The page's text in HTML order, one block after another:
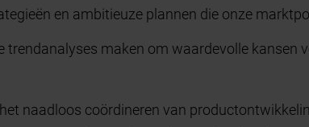
en ambitieuze plannen die onze
maken om waardevolle kansen
naadloos coördineren van